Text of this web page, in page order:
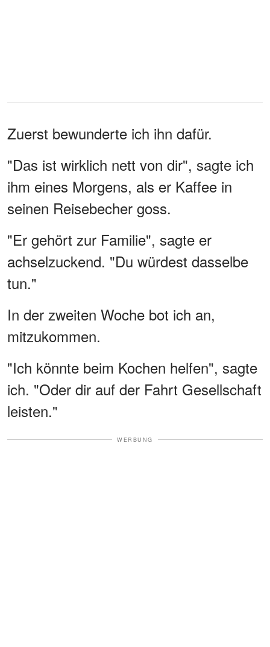
Zuerst bewunderte ich ihn dafür.
"Das ist wirklich nett von dir", sagte ich
ihm eines Morgens, als er Kaffee in
seinen Reisebecher goss.
"Er gehört zur Familie", sagte er
achselzuckend. "Du würdest dasselbe
tun."
In der zweiten Woche bot ich an,
mitzukommen.
"Ich könnte beim Kochen helfen", sagte
ich. "Oder dir auf der Fahrt Gesellschaft
leisten."
WERBUNG